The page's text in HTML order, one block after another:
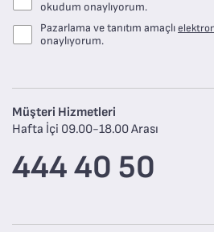
okudum onaylıyorum.
Pazarlama ve tanıtım amaçlı
onaylıyorum.
Müşteri Hizmetleri
Hafta İçi 09.00-18.00 Arası
444 40 50